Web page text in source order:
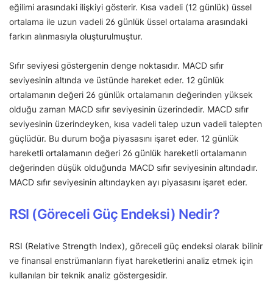
eğilimi arasındaki ilişkiyi gösterir. Kısa vadeli (12 günlük) üssel
ortalama ile uzun vadeli 26 günlük üssel ortalama arasındaki
farkın alınmasıyla oluşturulmuştur.
Sıfır seviyesi göstergenin denge noktasıdır. MACD sıfır
seviyesinin altında ve üstünde hareket eder. 12 günlük
ortalamanın değeri 26 günlük ortalamanın değerinden yüksek
olduğu zaman MACD sıfır seviyesinin üzerindedir. MACD sıfır
seviyesinin üzerindeyken, kısa vadeli talep uzun vadeli talepten
güçlüdür. Bu durum boğa piyasasını işaret eder. 12 günlük
hareketli ortalamanın değeri 26 günlük hareketli ortalamanın
değerinden düşük olduğunda MACD sıfır seviyesinin altındadır.
MACD sıfır seviyesinin altındayken ayı piyasasını işaret eder.
RSI (Göreceli Güç Endeksi) Nedir?
RSI (Relative Strength Index), göreceli güç endeksi olarak bilinir
ve finansal enstrümanların fiyat hareketlerini analiz etmek için
kullanılan bir teknik analiz göstergesidir.